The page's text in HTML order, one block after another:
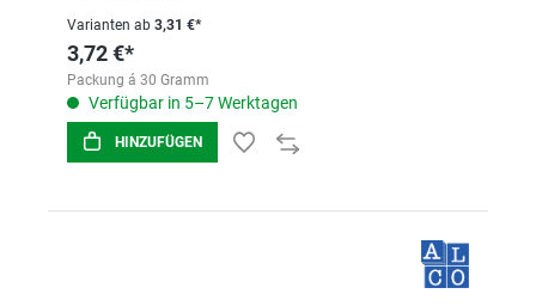
Varianten ab 3,31 €*
3,72 €*
Packung á 30 Gramm
Verfügbar in 5–7 Werktagen
HINZUFÜGEN